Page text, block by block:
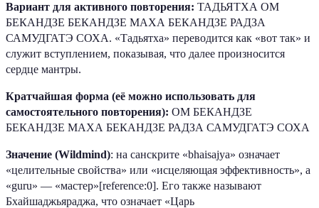
Вариант для активного повторения: ТАДЬЯТХА ОМ
БЕКАНДЗЕ БЕКАНДЗЕ МАХА БЕКАНДЗЕ РАДЗА
САМУДГАТЭ СОХА. «Тадьятха» переводится как «вот так» и
служит вступлением, показывая, что далее произносится
сердце мантры.
Кратчайшая форма (её можно использовать для
самостоятельного повторения): ОМ БЕКАНДЗЕ
БЕКАНДЗЕ МАХА БЕКАНДЗЕ РАДЗА САМУДГАТЭ СОХА
Значение (Wildmind): на санскрите «bhaisajya» означает
«целительные свойства» или «исцеляющая эффективность», а
«guru» — «мастер»[reference:0]. Его также называют
Бхайшаджьяраджа, что означает «Царь